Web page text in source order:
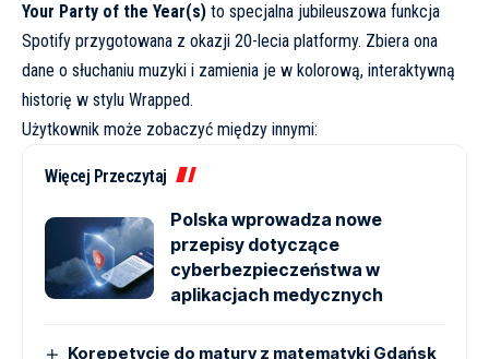
Your Party of the Year(s) to specjalna jubileuszowa funkcja
Spotify przygotowana z okazji 20-lecia platformy. Zbiera ona
dane o słuchaniu muzyki i zamienia je w kolorową, interaktywną
historię w stylu Wrapped.
Użytkownik może zobaczyć między innymi:
Więcej Przeczytaj
Polska wprowadza nowe
przepisy dotyczące
cyberbezpieczeństwa w
aplikacjach medycznych
Korepetycje do matury z matematyki Gdańsk